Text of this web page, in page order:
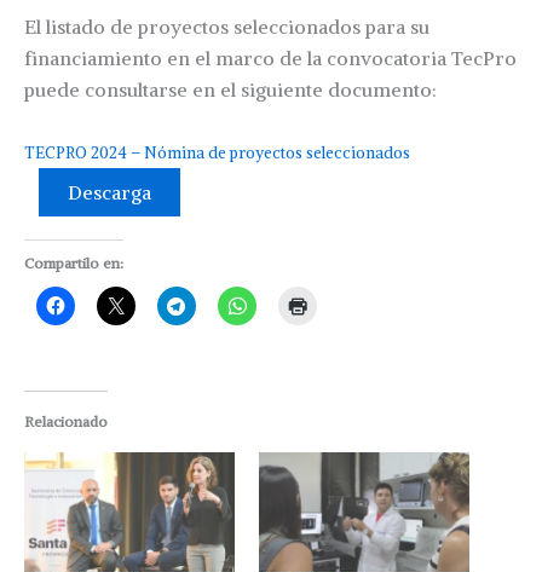
El listado de proyectos seleccionados para su
financiamiento en el marco de la convocatoria TecPro
puede consultarse en el siguiente documento:
TECPRO 2024 – Nómina de proyectos seleccionados
Descarga
Compartilo en:
Relacionado